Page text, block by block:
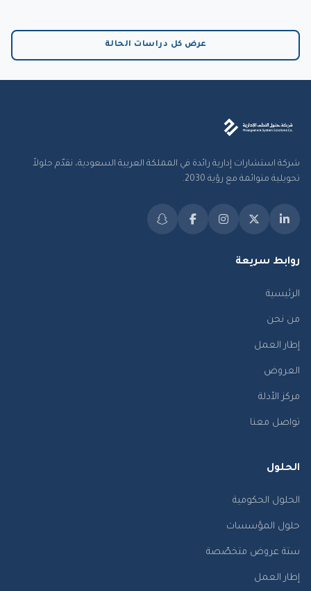
عرض كل دراسات الحالة
شركة استشارات إدارية رائدة في المملكة العربية السعودية، نقدّم حلولاً
تحويلية متوائمة مع رؤية 2030.
روابط سريعة
الرئيسية
من نحن
إطار العمل
العروض
مركز الأدلة
تواصل معنا
الحلول
الحلول الحكومية
حلول المؤسسات
ستة عروض متخصّصة
إطار العمل